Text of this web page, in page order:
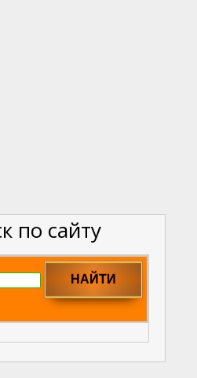
по сайту